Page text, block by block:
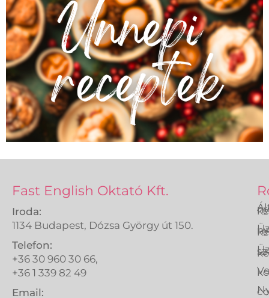
Fast English Oktató Kft.
Iroda:
1134 Budapest, Dózsa György út 150.
Telefon:
+36 30 960 30 66,
+36 1 339 82 49
Email: